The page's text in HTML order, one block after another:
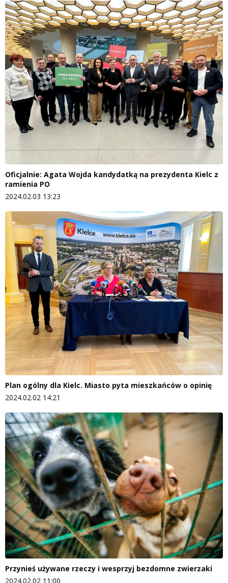
Oficjalnie: Agata Wojda kandydatką na prezydenta Kielc z
ramienia PO
2024.02.03 13:23
Plan ogólny dla Kielc. Miasto pyta mieszkańców o opinię
2024.02.02 14:21
Przynieś używane rzeczy i wesprzyj bezdomne zwierzaki
2024.02.02 11:00